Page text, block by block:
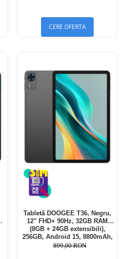
CERE OFERTA
Tabletă DOOGEE T36, Negru,
12" FHD+ 90Hz, 32GB RAM
(8GB + 24GB extensibili),
256GB, Android 15, 8800mAh,
Dual SIM
899,00 RON